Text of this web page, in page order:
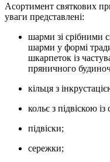
Асортимент святкових
уваги представлені:
шарми зі срібними
шарми у формі
шкарпеток із
пряничного
кільця з
кольє з підвіскою
підвіски;
сережки;